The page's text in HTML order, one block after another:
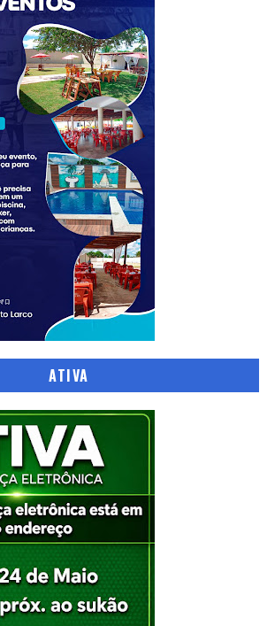
ATIVA